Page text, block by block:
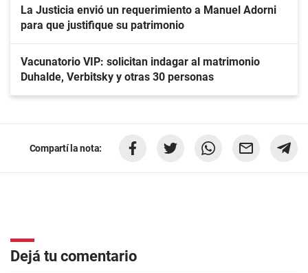
La Justicia envió un requerimiento a Manuel Adorni
para que justifique su patrimonio
Vacunatorio VIP: solicitan indagar al matrimonio
Duhalde, Verbitsky y otras 30 personas
Compartí la nota:
Dejá tu comentario